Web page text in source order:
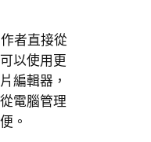
者直接從
以使用更
編輯器，
電腦管理
。